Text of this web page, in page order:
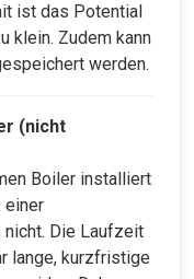
ist das Potential
klein. Zudem kann
werden.
(nicht
Boiler installiert
einer
Die Laufzeit
lange, kurzfristige